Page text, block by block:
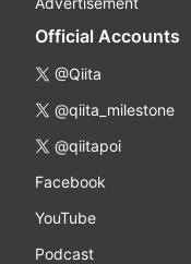
Official Accounts
@Qiita
@qiita_milestone
@qiitapoi
Facebook
YouTube
Podcast